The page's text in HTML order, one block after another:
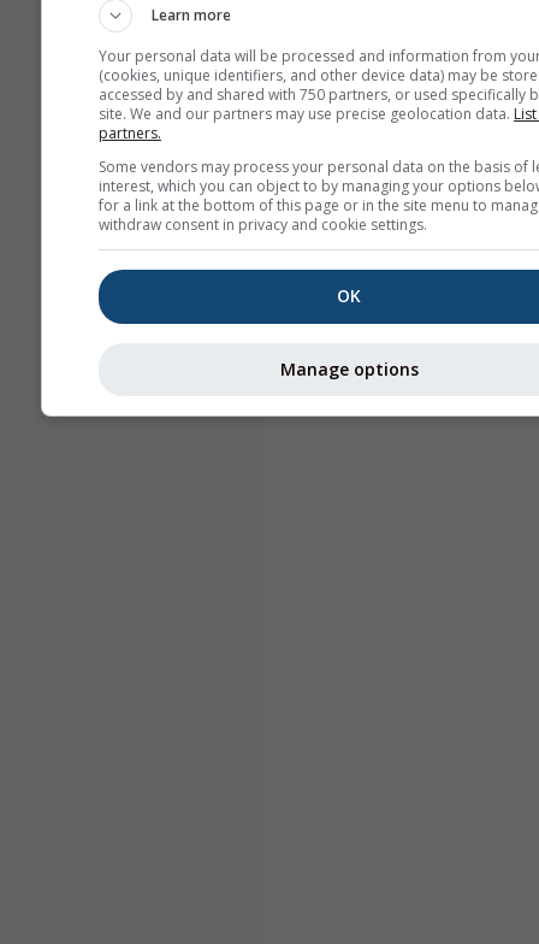
Learn more
Your personal data will be processed and information from
(cookies, unique identifiers, and other device data) may be
accessed by and shared with 750 partners, or used specifically
site. We and our partners may use precise geolocation data.
partners.
Some vendors may process your personal data on the basis of
interest, which you can object to by managing your options
for a link at the bottom of this page or in the site menu to
withdraw consent in privacy and cookie settings.
OK
Manage options